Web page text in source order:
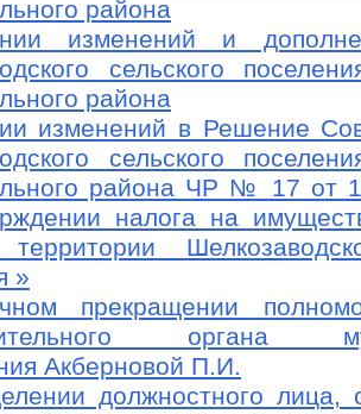
района
изменений и
сельского
района
изменений в Решение
сельского
района ЧР № 17 от
налога на
»
прекращении
органа
Акберновой П.И.
должностного лица,